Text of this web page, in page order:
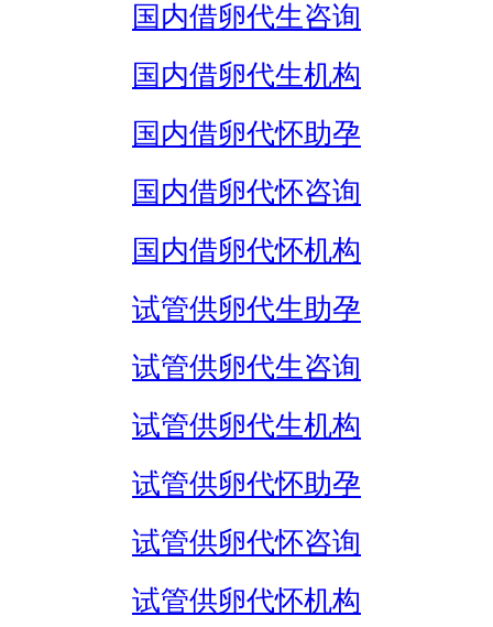
国内借卵代生咨询
国内借卵代生机构
国内借卵代怀助孕
国内借卵代怀咨询
国内借卵代怀机构
试管供卵代生助孕
试管供卵代生咨询
试管供卵代生机构
试管供卵代怀助孕
试管供卵代怀咨询
试管供卵代怀机构